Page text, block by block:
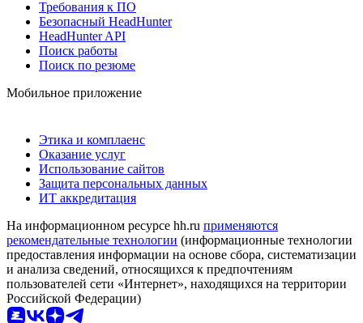
Требования к ПО
Безопасный HeadHunter
HeadHunter API
Поиск работы
Поиск по резюме
Мобильное приложение
Этика и комплаенс
Оказание услуг
Использование сайтов
Защита персональных данных
ИТ аккредитация
На информационном ресурсе hh.ru применяются
рекомендательные технологии (информационные технологии
предоставления информации на основе сбора, систематизации
и анализа сведений, относящихся к предпочтениям
пользователей сети «Интернет», находящихся на территории
Российской Федерации)